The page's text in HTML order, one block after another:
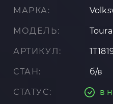
МАРКА:
МОДЕЛЬ:
АРТИКУЛ:
СТАН: б/в
СТАТУС: в